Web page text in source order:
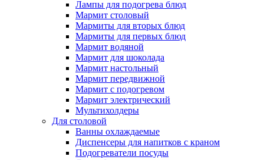
Лампы для подогрева блюд
Мармит столовый
Мармиты для вторых блюд
Мармиты для первых блюд
Мармит водяной
Мармит для шоколада
Мармит настольный
Мармит передвижной
Мармит с подогревом
Мармит электрический
Мультихолдеры
Для столовой
Ванны охлаждаемые
Диспенсеры для напитков с краном
Подогреватели посуды